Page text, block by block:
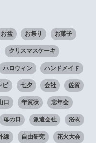
お盆 お祭り お菓子
クリスマスケーキ
ハロウィン ハンドメイド
ピ 七夕 会社 佐賀
口 年賀状 忘年会
母の日 派遣会社 浴衣
線 自由研究 花火大会